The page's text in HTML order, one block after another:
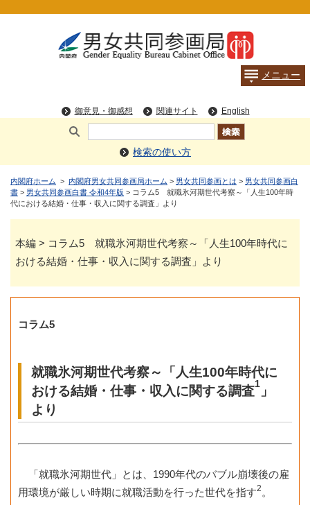
検索の使い方
内閣府ホーム > 内閣府男女共同参画局ホーム > 男女共同参画とは > 男女共同参画白
書 > 男女共同参画白書 令和4年版 > コラム5 就職氷河期世代考察～「人生100年時
代における結婚・仕事・収入に関する調査」より
本編 > コラム5 就職氷河期世代考察～「人生100年時代に
おける結婚・仕事・収入に関する調査」より
コラム5
就職氷河期世代考察～「人生100年時代に
おける結婚・仕事・収入に関する調査1」
より
「就職氷河期世代」とは、1990年代のバブル崩壊後の雇
用環境が厳しい時期に就職活動を行った世代を指す2 。